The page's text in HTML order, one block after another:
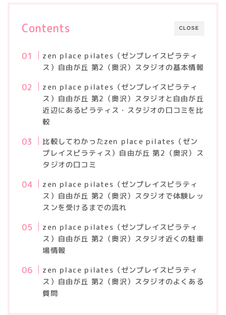
CLOSE
Contents
zen place pilates（ゼンプレイスピラティ
ス）自由が丘 第2（奥沢）スタジオの基本情報
zen place pilates（ゼンプレイスピラティ
ス）自由が丘 第2（奥沢）スタジオと自由が丘
近辺にあるピラティス・スタジオの口コミを比
較
比較してわかったzen place pilates（ゼン
プレイスピラティス）自由が丘 第2（奥沢）ス
タジオの口コミ
zen place pilates（ゼンプレイスピラティ
ス）自由が丘 第2（奥沢）スタジオで体験レッ
スンを受けるまでの流れ
zen place pilates（ゼンプレイスピラティ
ス）自由が丘 第2（奥沢）スタジオ近くの駐車
場情報
zen place pilates（ゼンプレイスピラティ
ス）自由が丘 第2（奥沢）スタジオのよくある
質問